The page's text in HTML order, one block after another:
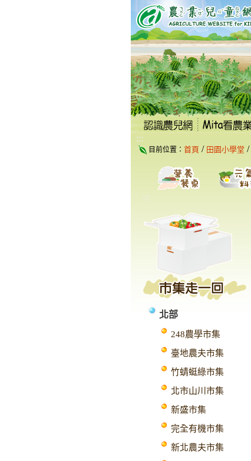
到
主
要
內
容
區
塊
:::
目前位置： 首頁 / 田園小學堂 /
:::
北部
248農學市集
臺地農夫市集
竹蜻蜓綠市集
北市山川市集
新盛市集
完全有機市集
新北農夫市集